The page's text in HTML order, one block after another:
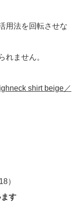
用法を回転させな
れません。
shirt beige／
）
す